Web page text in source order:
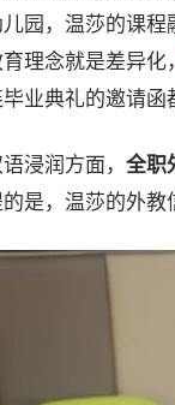
儿园，温莎的课程
育理念就是差异化
业典礼的邀请函
语浸润方面，全职
是，温莎的外教